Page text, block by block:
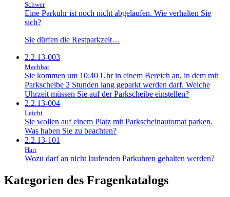
Schwer
Eine Parkuhr ist noch nicht abgelaufen. Wie verhalten Sie
sich?
Sie dürfen die Restparkzeit…
2.2.13-003
Machbar
Sie kommen um 10:40 Uhr in einem Bereich an, in dem mit
Parkscheibe 2 Stunden lang geparkt werden darf. Welche
Uhrzeit müssen Sie auf der Parkscheibe einstellen?
2.2.13-004
Leicht
Sie wollen auf einem Platz mit Parkscheinautomat parken.
Was haben Sie zu beachten?
2.2.13-101
Hart
Wozu darf an nicht laufenden Parkuhren gehalten werden?
Kategorien des Fragenkatalogs